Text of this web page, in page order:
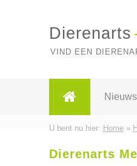
Dierenarts
VIND EEN
Nieuws
U bent nu hier: Home»
Dierenarts